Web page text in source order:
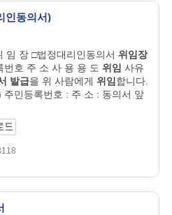
인동의서)
임 장 □법정대리인동의서 위임장
번호 주 소 사 용 용 도 위임 사유
발급을 위 사람에게 위임합니다.
주민등록번호 : 주 소 : 동의서 앞